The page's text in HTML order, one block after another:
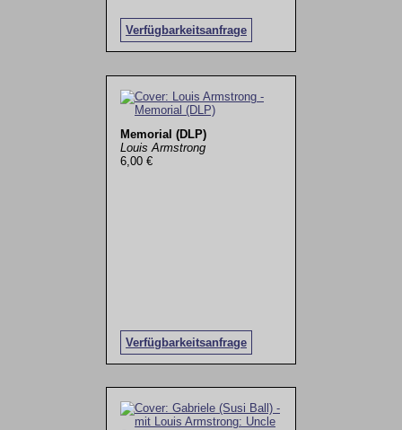
Verfügbarkeitsanfrage
Memorial (DLP)
Louis Armstrong
6,00 €
Verfügbarkeitsanfrage